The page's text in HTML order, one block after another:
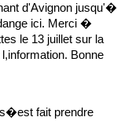
d'Avignon jusqu'�
ici. Merci �
le 13 juillet sur la
Bonne
fait prendre